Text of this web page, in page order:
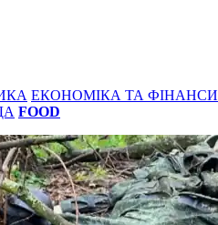
ЕКОНОМІКА ТА ФІНАНСИ
FOOD